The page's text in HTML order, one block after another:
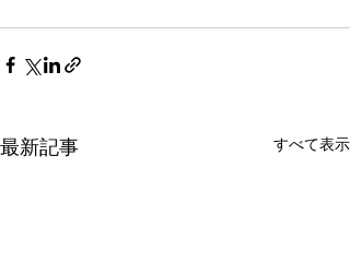
最新記事 すべて表示